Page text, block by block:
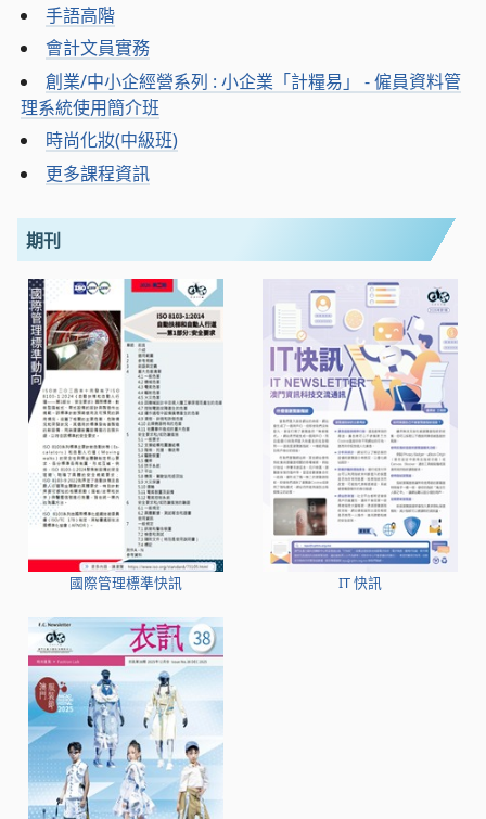
手語高階
會計文員實務
創業/中小企經營系列 : 小企業「計糧易」 - 僱員資料管
理系統使用簡介班
時尚化妝(中級班)
更多課程資訊
期刊
國際管理標準快訊 IT 快訊